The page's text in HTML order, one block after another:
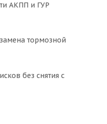
АКПП и ГУР
тормозной
без снятия с